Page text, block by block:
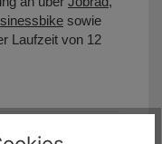
sowie
Laufzeit von 12